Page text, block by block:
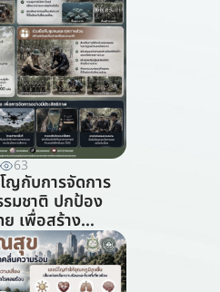
63
ญกับการจัดการ
มชาติ ปกป้อง
ย เพื่อสร้าง
กฤตภูมิอากาศ
าร
มชาติ)